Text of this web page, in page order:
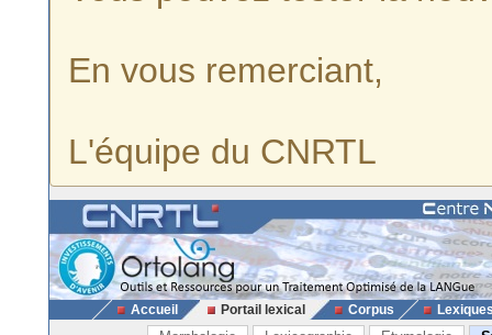
En vous remerciant,
L'équipe du CNRTL
Accueil Portail lexical Corpus